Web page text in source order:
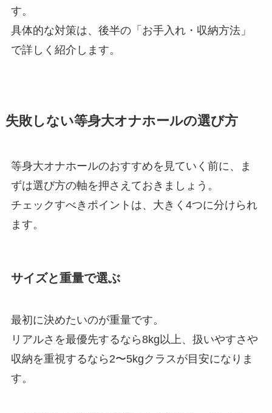
す。
具体的な対策は、後半の「お手入れ・収納方法」
で詳しく紹介します。
失敗しない等身大オナホールの選び方
等身大オナホールのおすすめを見ていく前に、ま
ずは選び方の軸を押さえておきましょう。
チェックすべきポイントは、大きく4つに分けられ
ます。
サイズと重量で選ぶ
最初に決めたいのが重量です。
リアルさを最優先するなら8kg以上、扱いやすさや
収納を重視するなら2〜5kgクラスが目安になりま
す。